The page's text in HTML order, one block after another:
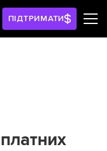
ПІДТРИМАТИ